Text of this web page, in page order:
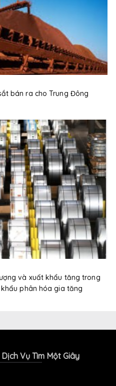
bán ra cho Trung Đông
và xuất khẩu tăng trong
phân hóa gia tăng
Vụ Tìm Một Giây